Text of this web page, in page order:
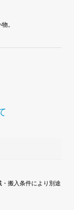
。
搬入条件により別途